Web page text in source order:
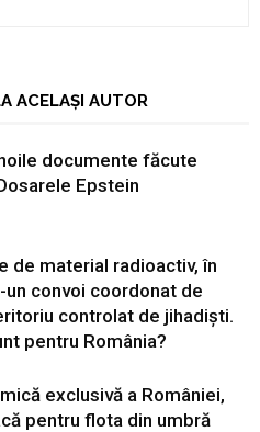
ACELAȘI AUTOR
documente făcute
Epstein
de material radioactiv, în
convoi coordonat de
controlat de jihadiști.
pentru România?
exclusivă a României,
pentru flota din umbră